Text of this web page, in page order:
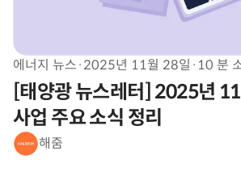
에너지 뉴스·2025년 11월 28일 · 10 분
[태양광 뉴스레터] 2025년
사업 주요 소식 정리
해줌